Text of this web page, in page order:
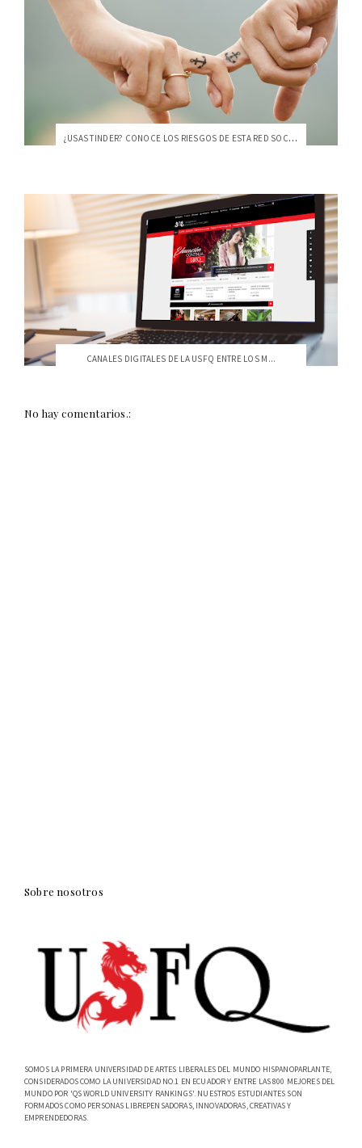
¿USAS TINDER? CONOCE LOS RIESGOS DE ESTA RED SOCIAL
CANALES DIGITALES DE LA USFQ ENTRE LOS M...
No hay comentarios.:
Sobre nosotros
SOMOS LA PRIMERA UNIVERSIDAD DE ARTES LIBERALES DEL MUNDO HISPANOPARLANTE,
CONSIDERADOS COMO LA UNIVERSIDAD NO.1 EN ECUADOR Y ENTRE LAS 800 MEJORES DEL
MUNDO POR 'QS WORLD UNIVERSITY RANKINGS'. NUESTROS ESTUDIANTES SON
FORMADOS COMO PERSONAS LIBREPENSADORAS, INNOVADORAS, CREATIVAS Y
EMPRENDEDORAS.